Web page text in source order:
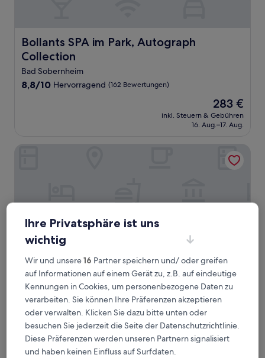
Bollants SPA im Park, Autograph
Collection
Bollants SPA im Park, Autograph Collection
Bad Sobernheim
8.8
8,8/10 Hervorragend (162 Bewertungen)
Der
Preis
beträgt
283 €
inkl. Steuern & Gebühren
16. Aug.–17. Aug.
Tullius – Die Rebmeisterei
Tullius – Die Rebmeisterei
Bad Sobernheim
9.0
von
10,
Wunderbar,
9,0/10
Der
114 €
inkl. Steuern & Gebühren
Ihre Privatsphäre ist uns
wichtig
Wir und unsere16 Partner speichern und/ oder greifen
auf Informationen auf einem Gerät zu, z.B. auf eindeutige
Kennungen in Cookies, um personenbezogene Daten zu
verarbeiten. Sie können Ihre Präferenzen akzeptieren
oder verwalten. Klicken Sie dazu bitte unten oder
besuchen Sie jederzeit die Seite der Datenschutzrichtlinie.
Diese Präferenzen werden unseren Partnern signalisiert
und haben keinen Einfluss auf Surfdaten.